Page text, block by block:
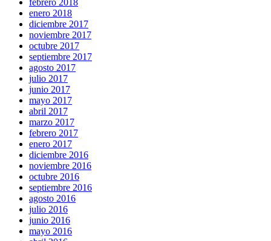
febrero 2018
enero 2018
diciembre 2017
noviembre 2017
octubre 2017
septiembre 2017
agosto 2017
julio 2017
junio 2017
mayo 2017
abril 2017
marzo 2017
febrero 2017
enero 2017
diciembre 2016
noviembre 2016
octubre 2016
septiembre 2016
agosto 2016
julio 2016
junio 2016
mayo 2016